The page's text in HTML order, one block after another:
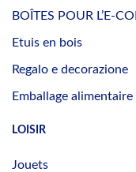
BOÎTES POUR L’E-
Etuis en bois
Regalo e decorazione
Emballage alimentaire
LOISIR
Jouets